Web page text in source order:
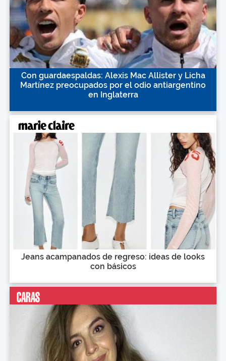
Con guardaespaldas: Alexis Mac Allister y Licha
Martínez preocupados por el odio antiargentino
en Inglaterra
Jeans acampanados de regreso: ideas de looks
con básicos